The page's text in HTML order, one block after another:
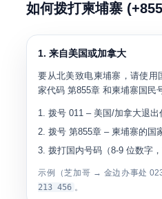
如何拨打柬埔寨
1. 来自美国或加拿大
要从北美致电柬埔寨，请使用
家代码第855章 和柬埔寨国民
拨号011 – 美国/加拿大退出
拨号第855章 – 柬埔寨的国
拨打国内号码（8-9 位数字
示例（芝加哥 → 金边办事处
213 456 。